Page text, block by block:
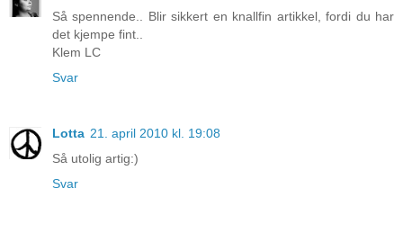
Så spennende.. Blir sikkert en knallfin artikkel, fordi du har
det kjempe fint..
Klem LC
Svar
Lotta 21. april 2010 kl. 19:08
Så utolig artig:)
Svar